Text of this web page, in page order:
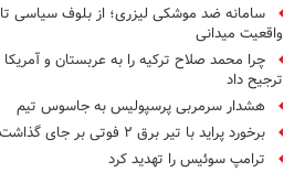
سامانه ضد موشکی لیزری؛ از بلوف سیاسی تا
واقعیت میدانی
چرا محمد صلاح ترکیه را به عربستان و آمریکا
ترجیح داد
هشدار سرمربی پرسپولیس به جاسوس تیم
برخورد پراید با تیر برق ۲ فوتی بر جای گذاشت
ترامپ سوئیس را تهدید کرد